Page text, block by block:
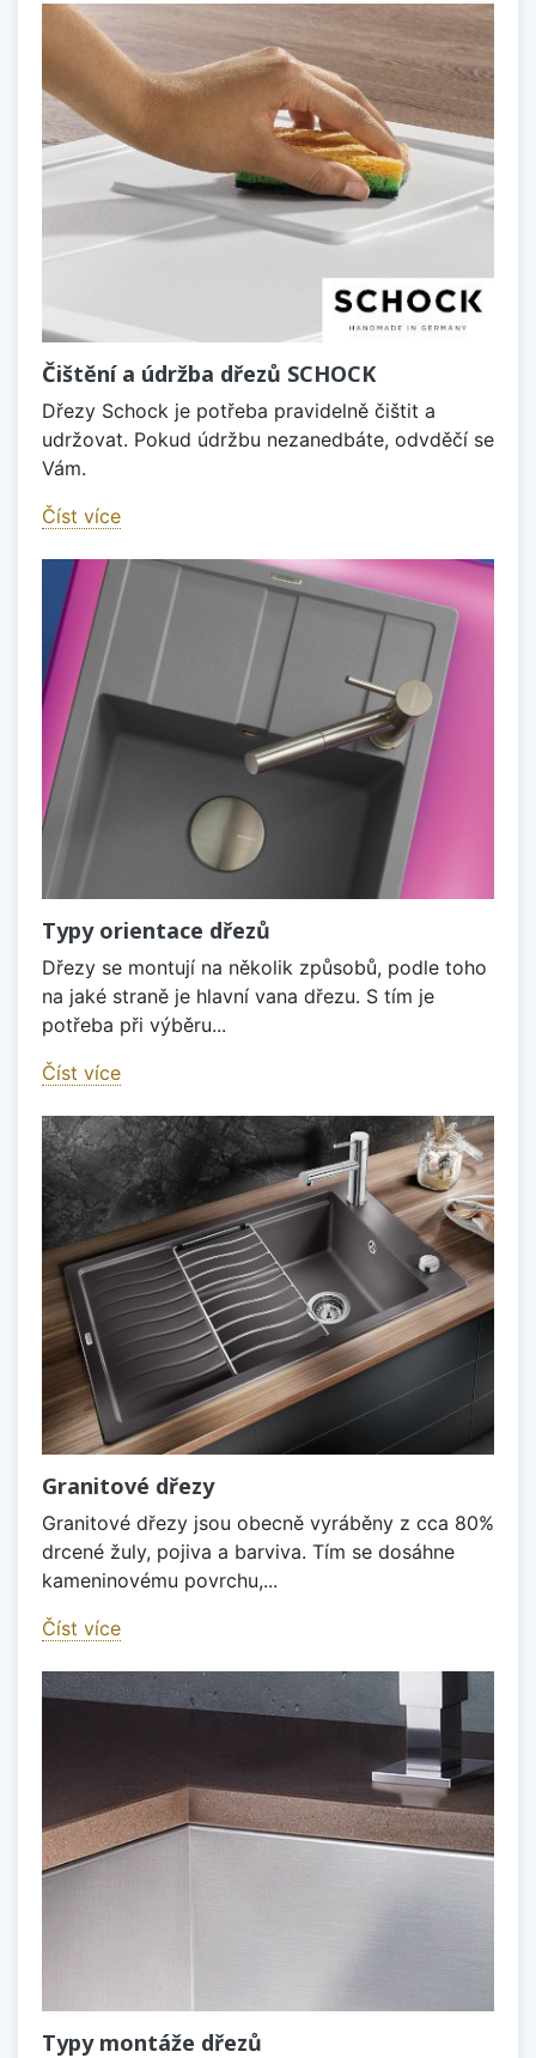
Čištění a údržba dřezů SCHOCK
Dřezy Schock je potřeba pravidelně čištit a
udržovat. Pokud údržbu nezanedbáte, odvděčí se
Vám.
Číst více
Typy orientace dřezů
Dřezy se montují na několik způsobů, podle toho
na jaké straně je hlavní vana dřezu. S tím je
potřeba při výběru...
Číst více
Granitové dřezy
Granitové dřezy jsou obecně vyráběny z cca 80%
drcené žuly, pojiva a barviva. Tím se dosáhne
kameninovému povrchu,...
Číst více
Typy montáže dřezů